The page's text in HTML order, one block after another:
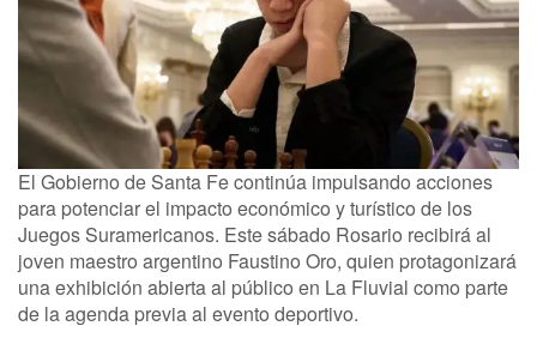
El Gobierno de Santa Fe continúa impulsando acciones
para potenciar el impacto económico y turístico de los
Juegos Suramericanos. Este sábado Rosario recibirá al
joven maestro argentino Faustino Oro, quien protagonizará
una exhibición abierta al público en La Fluvial como parte
de la agenda previa al evento deportivo.